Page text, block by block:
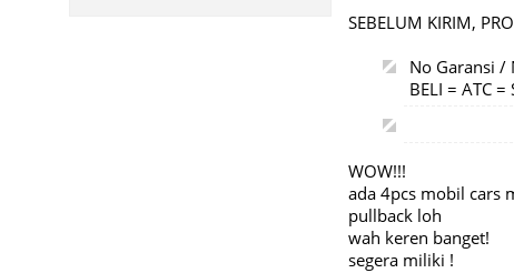
SEBELUM KIRIM,
No Garansi /
BELI = ATC =
WOW!!!
ada 4pcs mobil cars
pullback loh
wah keren banget!
segera miliki !